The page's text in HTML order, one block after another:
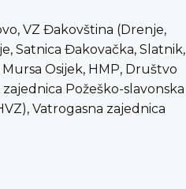
VZ Đakovština (Drenje,
Satnica Đakovačka, Slatnik,
Osijek, HMP, Društvo
Požeško-slavonska
Vatrogasna zajednica